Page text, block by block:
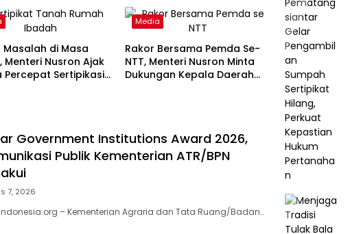
Masalah di Masa
Menteri Nusron Ajak
Percepat Sertipikasi
Media
Rakor Bersama Pemda Se-
NTT, Menteri Nusron Minta
Dukungan Kepala Daerah
Government Institutions Award 2026,
Publik Kementerian ATR/BPN
7, 2026
– Kementerian Agraria dan Tata Ruang/Badan…